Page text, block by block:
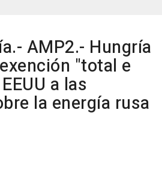
AMP2.- Hungría
"total e
a las
la energía rusa